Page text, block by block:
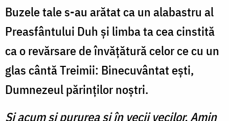
Buzele tale s-au arătat ca un alabastru al
Preasfântului Duh şi limba ta cea cinstită
ca o revărsare de învăţătură celor ce cu un
glas cântă Treimii: Binecuvântat eşti,
Dumnezeul părinţilor noştri.
Şi acum şi pururea şi în vecii vecilor. Amin